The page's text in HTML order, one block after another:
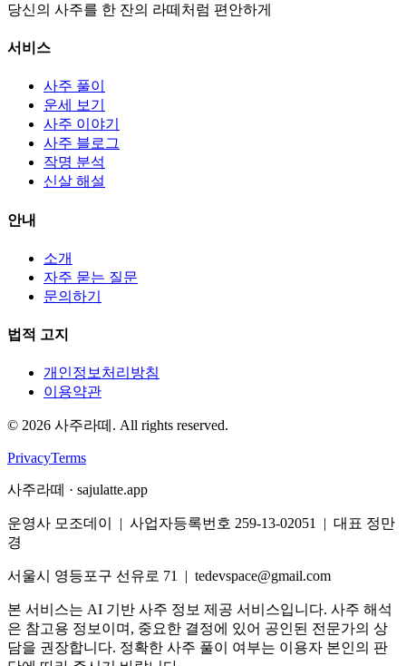
당신의 사주를 한 잔의 라떼처럼 편안하게
서비스
사주 풀이
운세 보기
사주 이야기
사주 블로그
작명 분석
신살 해설
안내
소개
자주 묻는 질문
문의하기
법적 고지
개인정보처리방침
이용약관
© 2026 사주라떼. All rights reserved.
PrivacyTerms
사주라떼 · sajulatte.app
운영사 모조데이 | 사업자등록번호 259-13-02051 | 대표 정만
경
서울시 영등포구 선유로 71 | tedevspace@gmail.com
본 서비스는 AI 기반 사주 정보 제공 서비스입니다. 사주 해석
은 참고용 정보이며, 중요한 결정에 있어 공인된 전문가의 상
담을 권장합니다. 정확한 사주 풀이 여부는 이용자 본인의 판